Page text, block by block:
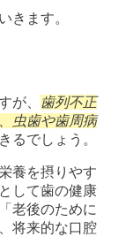
きます。
が、
歯列不正
虫歯や歯周病
るでしょう。
養を摂りやす
して歯の健康
老後のために
将来的な口腔